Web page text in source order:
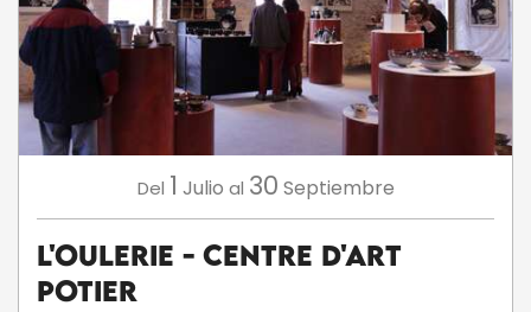
Del 1 Julio al 30 Septiembre
L'Oulerie - Centre d'Art
Potier